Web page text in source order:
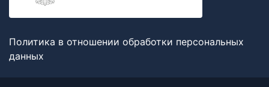
Политика в отношении обработки персональных
данных